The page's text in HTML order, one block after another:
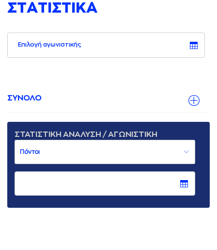
ΣΤAΤΙΣΤΙΚA
Επιλογή αγωνιστικής
ΣΥΝΟΛΟ
ΣΤΑΤΙΣΤΙΚΗ ΑΝΑΛΥΣΗ / ΑΓΩΝΙΣΤΙΚΗ